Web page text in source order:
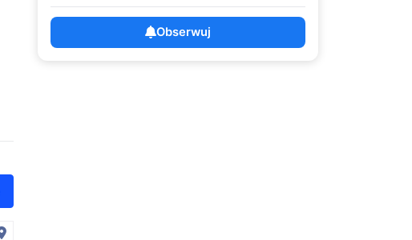
Obserwuj